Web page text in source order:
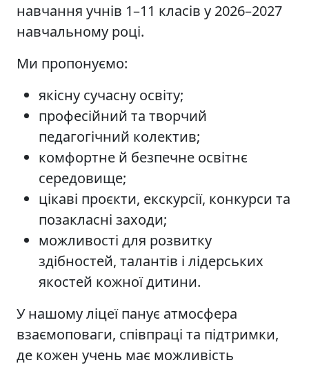
навчання учнів 1–11 класів у 2026–2027
навчальному році.
Ми пропонуємо:
якісну сучасну освіту;
професійний та творчий
педагогічний колектив;
комфортне й безпечне освітнє
середовище;
цікаві проєкти, екскурсії, конкурси та
позакласні заходи;
можливості для розвитку
здібностей, талантів і лідерських
якостей кожної дитини.
У нашому ліцеї панує атмосфера
взаємоповаги, співпраці та підтримки,
де кожен учень має можливість